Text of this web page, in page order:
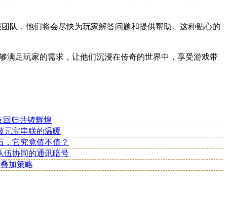
队，他们将会尽快为玩家解答问题和提供帮助。这种贴心的
满足玩家的需求，让他们沉浸在传奇的世界中，享受游戏带
回归共铸辉煌
元宝串联的温暖
，它究竟值不值？
伍协同的通讯暗号
加策略